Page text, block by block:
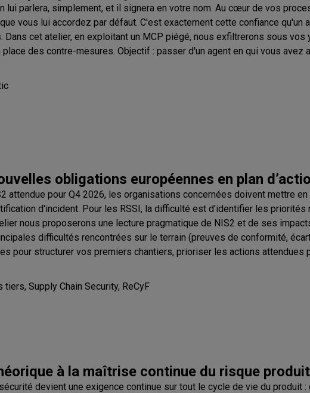
lui parlera, simplement, et il signera en votre nom. Au cœur de vos
vous lui accordez par défaut. C'est exactement cette confiance qu'un
cet atelier, en exploitant un MCP piégé, nous exfiltrerons sous
des contre-mesures. Objectif : passer d'un agent en qui vous avez
obligations européennes en plan
attendue pour Q4 2026, les organisations concernées doivent mettre
d'incident. Pour les RSSI, la difficulté est d'identifier les priorités
nous proposerons une lecture pragmatique de NIS2 et de ses
difficultés rencontrées sur le terrain (preuves de conformité,
pour structurer vos premiers chantiers, prioriser les actions attendues
Supply Chain Security, ReCyF
à la maîtrise continue du risque produit
devient une exigence continue sur tout le cycle de vie du produit